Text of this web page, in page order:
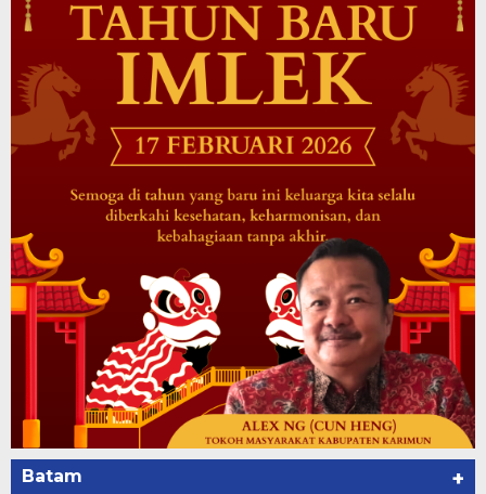
Batam +